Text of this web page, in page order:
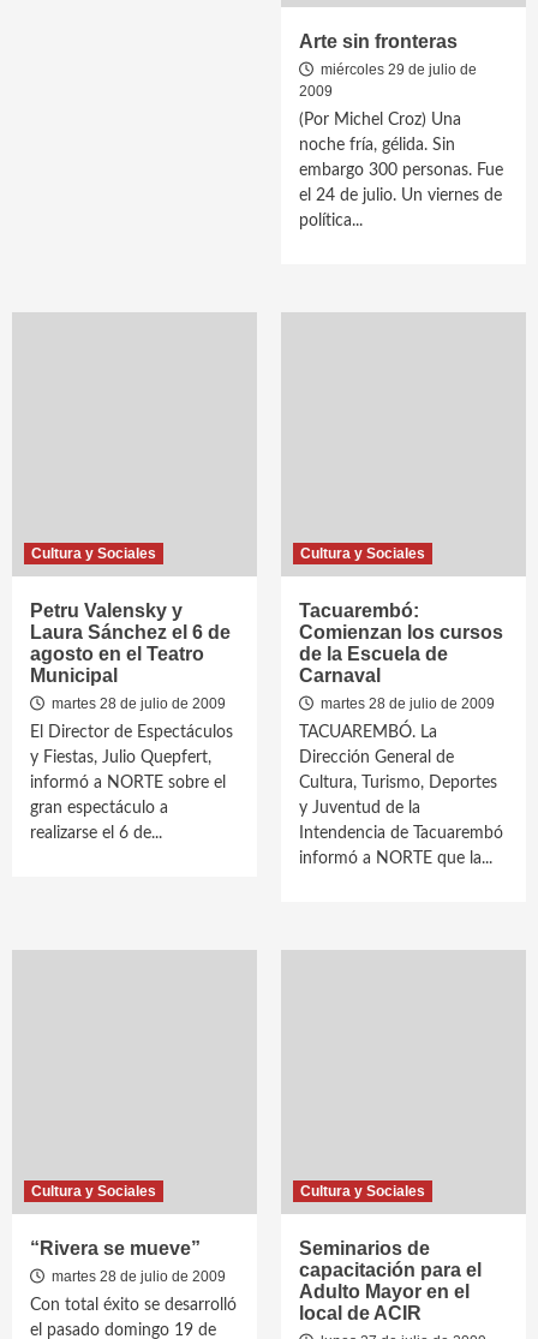
Arte sin fronteras
miércoles 29 de julio de
2009
(Por Michel Croz) Una
noche fría, gélida. Sin
embargo 300 personas. Fue
el 24 de julio. Un viernes de
política...
Cultura y Sociales
Petru Valensky y
Laura Sánchez el 6 de
agosto en el Teatro
Municipal
martes 28 de julio de 2009
El Director de Espectáculos
y Fiestas, Julio Quepfert,
informó a NORTE sobre el
gran espectáculo a
realizarse el 6 de...
Cultura y Sociales
Tacuarembó:
Comienzan los cursos
de la Escuela de
Carnaval
martes 28 de julio de 2009
TACUAREMBÓ. La
Dirección General de
Cultura, Turismo, Deportes
y Juventud de la
Intendencia de Tacuarembó
informó a NORTE que la...
Cultura y Sociales
“Rivera se mueve”
martes 28 de julio de 2009
Con total éxito se desarrolló
el pasado domingo 19 de
Cultura y Sociales
Seminarios de
capacitación para el
Adulto Mayor en el
local de ACIR